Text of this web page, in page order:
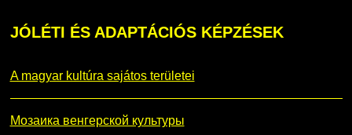
JÓLÉTI ÉS ADAPTÁCIÓS KÉPZÉSEK
A magyar kultúra sajátos területei
Мозаика венгерской культуры